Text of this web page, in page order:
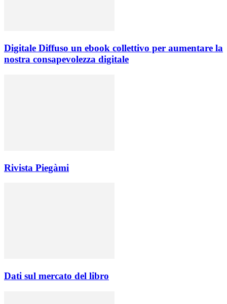
Digitale Diffuso un ebook collettivo per aumentare la
nostra consapevolezza digitale
Rivista Piegàmi
Dati sul mercato del libro